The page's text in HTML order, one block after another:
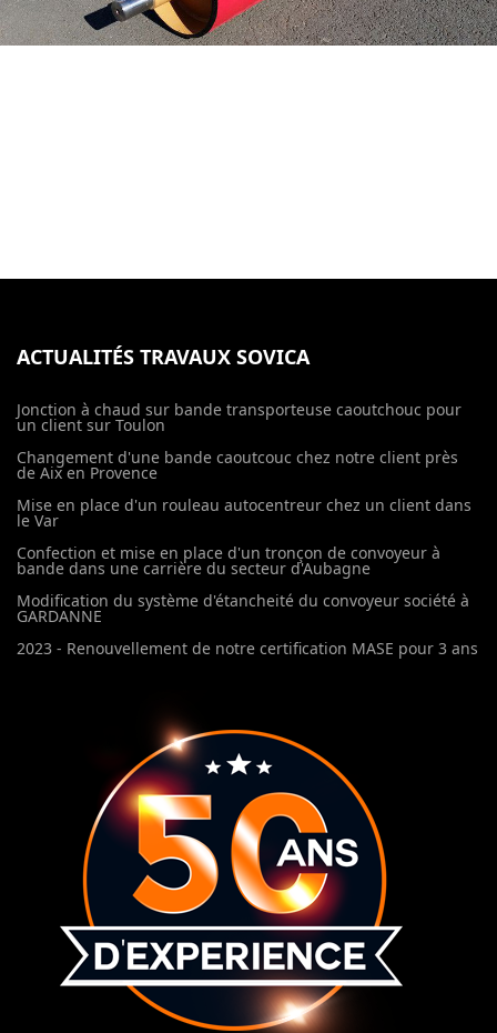
ACTUALITÉS TRAVAUX SOVICA
Jonction à chaud sur bande transporteuse caoutchouc pour
un client sur Toulon
Changement d'une bande caoutcouc chez notre client près
de Aix en Provence
Mise en place d'un rouleau autocentreur chez un client dans
le Var
Confection et mise en place d'un tronçon de convoyeur à
bande dans une carrière du secteur d'Aubagne
Modification du système d'étancheité du convoyeur société à
GARDANNE
2023 - Renouvellement de notre certification MASE pour 3 ans